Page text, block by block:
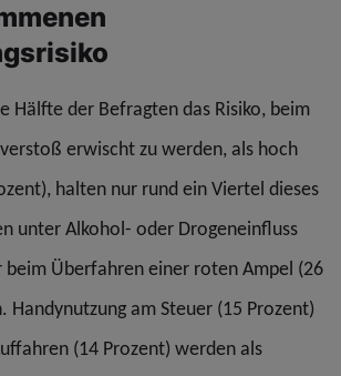
Hälfte der Befragten das Risiko, beim
erwischt zu werden, als hoch
halten nur rund ein Viertel dieses
unter Alkohol- oder Drogeneinfluss
beim Überfahren einer roten Ampel (26
Handynutzung am Steuer (15 Prozent)
(14 Prozent) werden als